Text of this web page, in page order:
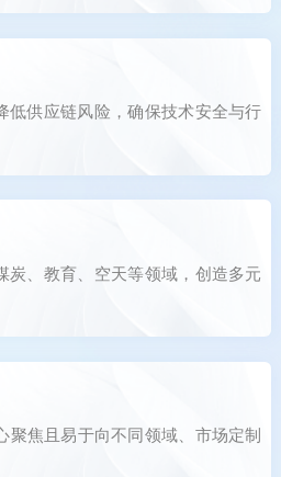
低供应链风险，确保技术安全与行
炭、教育、空天等领域，创造多元
聚焦且易于向不同领域、市场定制